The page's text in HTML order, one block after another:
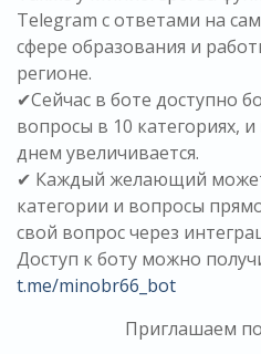
Telegram с ответами на
сфере образования и
регионе.
✔Сейчас в боте доступно
вопросы в 10 категориях,
днем увеличивается.
✔ Каждый желающий
категории и вопросы
свой вопрос через
Доступ к боту можно
t.me/minobr66_bot
Приглашаем